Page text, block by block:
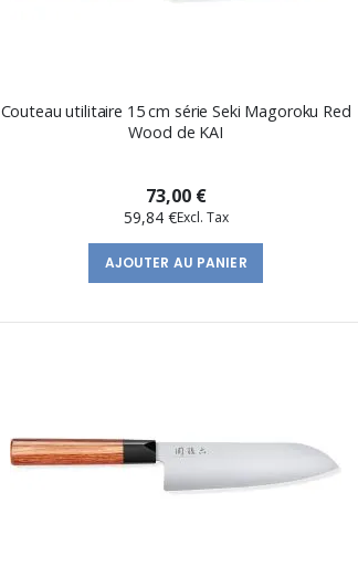
Couteau utilitaire 15 cm série Seki Magoroku Red
Wood de KAI
73,00 €
59,84 €
AJOUTER AU PANIER